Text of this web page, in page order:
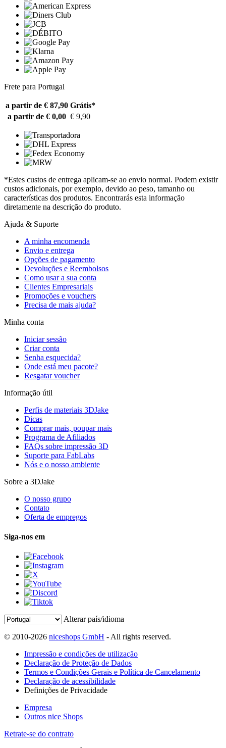
Frete para Portugal
a partir de € 87,90 Grátis*
a partir de € 0,00 € 9,90
*Estes custos de entrega aplicam-se ao envio normal. Podem existir
custos adicionais, por exemplo, devido ao peso, tamanho ou
características dos produtos. Encontrarás esta informação
diretamente na descrição do produto.
Ajuda & Suporte
A minha encomenda
Envio e entrega
Opções de pagamento
Devoluções e Reembolsos
Como usar a sua conta
Clientes Empresariais
Promoções e vouchers
Precisa de mais ajuda?
Minha conta
Iniciar sessão
Criar conta
Senha esquecida?
Onde está meu pacote?
Resgatar voucher
Informação útil
Perfis de materiais 3DJake
Dicas
Comprar mais, poupar mais
Programa de Afiliados
FAQs sobre impressão 3D
Suporte para FabLabs
Nós e o nosso ambiente
Sobre a 3DJake
O nosso grupo
Contato
Oferta de empregos
Siga-nos em
Alterar país/idioma
© 2010-2026 niceshops GmbH - All rights reserved.
Impressão e condições de utilização
Declaração de Proteção de Dados
Termos e Condições Gerais e Política de Cancelamento
Declaração de acessibilidade
Definições de Privacidade
Empresa
Outros nice Shops
Retrate-se do contrato